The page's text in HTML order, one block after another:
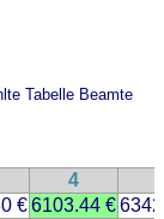
Tabelle Beamte
4
€6103.44 €